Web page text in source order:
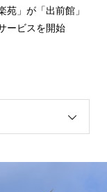
苑」が「出前館」
ービスを開始